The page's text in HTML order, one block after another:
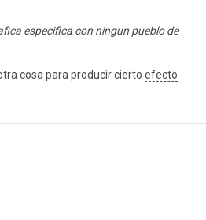
especifica con ningun pueblo de
cosa para producir cierto efecto